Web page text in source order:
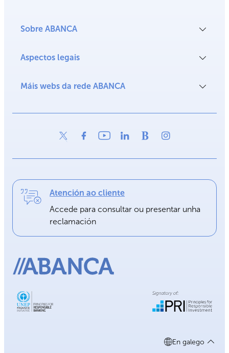
Sobre ABANCA
Aspectos legais
Máis webs da rede ABANCA
Atención ao cliente
Accede para consultar ou presentar unha
reclamación
En galego